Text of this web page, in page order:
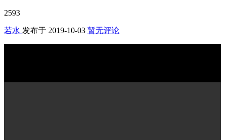
2593
若水 发布于 2019-10-03 暂无评论